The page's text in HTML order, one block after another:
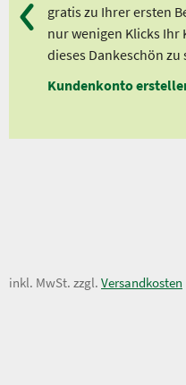
gratis zu Ihrer ersten
nur wenigen Klicks
dieses Dankeschön zu
Kundenkonto
64,00 €
inkl. MwSt. zzgl. Versandkosten